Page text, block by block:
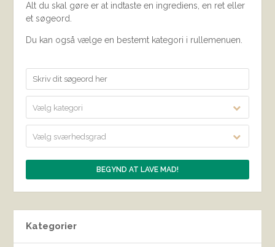
Alt du skal gøre er at indtaste en ingrediens, en ret eller
et søgeord.
Du kan også vælge en bestemt kategori i rullemenuen.
Vælg kategori
Vælg sværhedsgrad
Kategorier